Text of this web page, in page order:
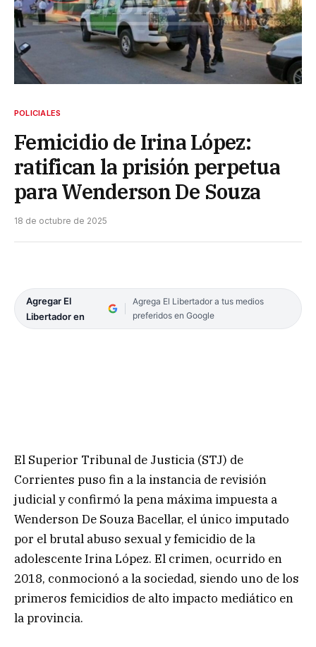
POLICIALES
Femicidio de Irina López:
ratifican la prisión perpetua
para Wenderson De Souza
18 de octubre de 2025
Agregar El
Libertador en
Agrega El Libertador a tus medios
preferidos en Google
El Superior Tribunal de Justicia (STJ) de
Corrientes puso fin a la instancia de revisión
judicial y confirmó la pena máxima impuesta a
Wenderson De Souza Bacellar, el único imputado
por el brutal abuso sexual y femicidio de la
adolescente Irina López. El crimen, ocurrido en
2018, conmocionó a la sociedad, siendo uno de los
primeros femicidios de alto impacto mediático en
la provincia.